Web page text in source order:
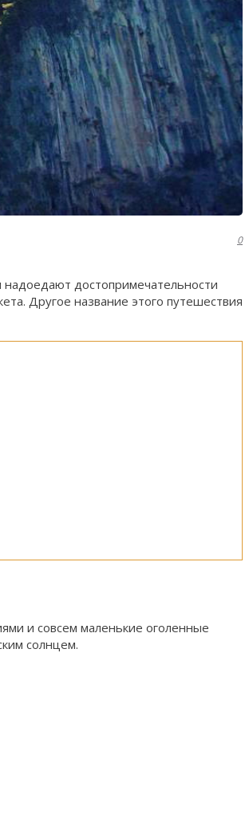
0
достопримечательности
Другое название этого путешествия
и совсем маленькие оголенные
солнцем.